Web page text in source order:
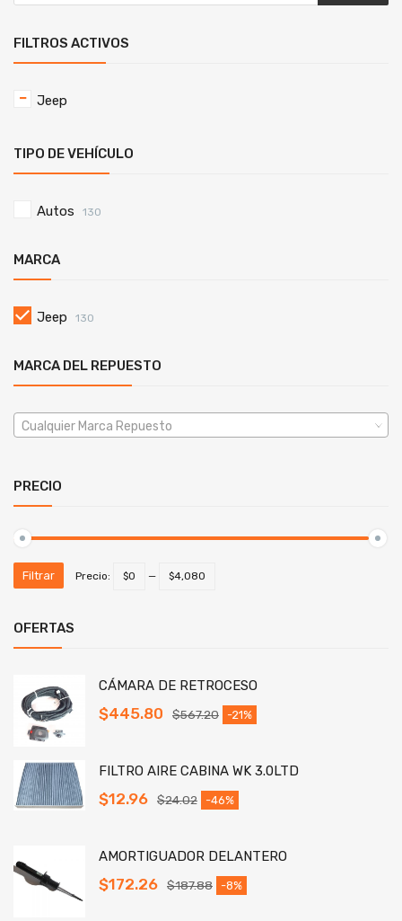
FILTROS ACTIVOS
Jeep
TIPO DE VEHÍCULO
Autos 130
MARCA
Jeep 130
MARCA DEL REPUESTO
Cualquier Marca Repuesto
PRECIO
Filtrar Precio: $0 — $4,080
OFERTAS
CÁMARA DE RETROCESO
$567.20
$445.80 -21%
FILTRO AIRE CABINA WK 3.0LTD
$24.02
$12.96 -46%
AMORTIGUADOR DELANTERO
$187.88
$172.26 -8%